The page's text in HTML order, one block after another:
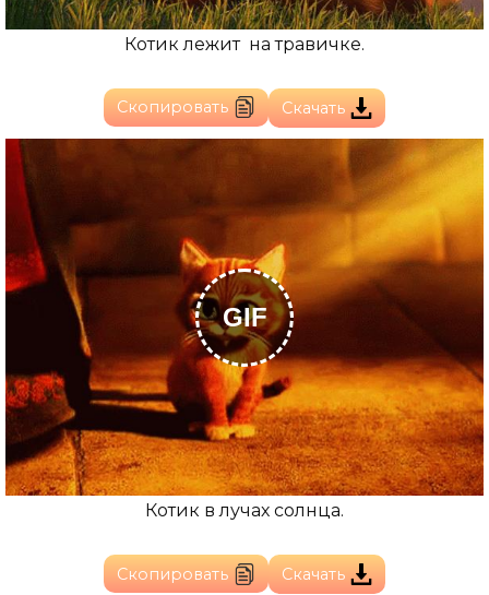
Котик лежит на травичке.
Скопировать Скачать
GIF
Котик в лучах солнца.
Скопировать Скачать